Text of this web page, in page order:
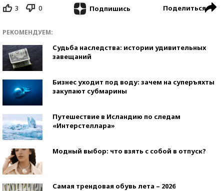
3 0 Подпишись Поделиться
РЕКОМЕНДУЕМ:
Судьба наследства: истории удивительных
завещаний
Бизнес уходит под воду: зачем на суперъяхты
закупают субмарины
Путешествие в Исландию по следам
«Интерстеллара»
Модный выбор: что взять с собой в отпуск?
Самая трендовая обувь лета – 2026